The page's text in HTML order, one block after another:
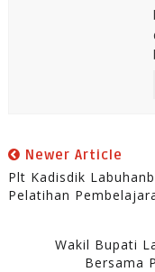
Newer Article
Plt Kadisdik
Pelatihan
Wakil Bupati
Bersama